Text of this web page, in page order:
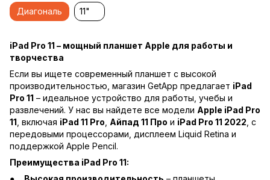
iPad Pro 11 – мощный планшет Apple для работы и
творчества
Если вы ищете современный планшет с высокой
производительностью, магазин GetApp предлагает iPad
Pro 11 – идеальное устройство для работы, учебы и
развлечений. У нас вы найдете все модели Apple iPad Pro
11 , включая iPad 11 Pro Айпад 11 Про и iPad Pro 11 2022 , с
передовыми процессорами, дисплеем Liquid Retina и
поддержкой Apple Pencil.
Преимущества iPad Pro 11:
Диагональ 11"